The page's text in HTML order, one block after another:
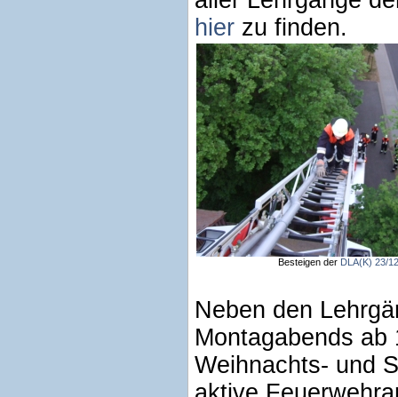
hier zu finden.
Besteigen der DLA(K) 23/12
Neben den
Montagabends ab
Weihnachts- und